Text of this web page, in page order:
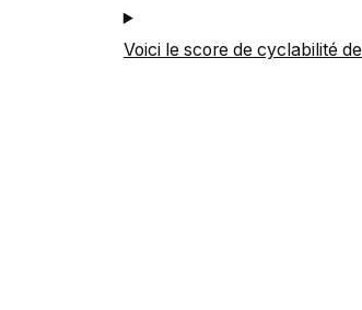
Voici le score de cyclabilité de